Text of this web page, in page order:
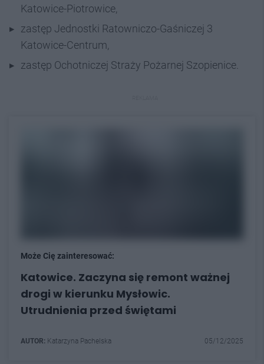
Katowice-Piotrowice,
zastęp Jednostki Ratowniczo-Gaśniczej 3
Katowice-Centrum,
zastęp Ochotniczej Straży Pożarnej Szopienice.
Może Cię zainteresować:
Katowice. Zaczyna się remont ważnej
drogi w kierunku Mysłowic.
Utrudnienia przed świętami
AUTOR: Katarzyna Pachelska 05/12/2025